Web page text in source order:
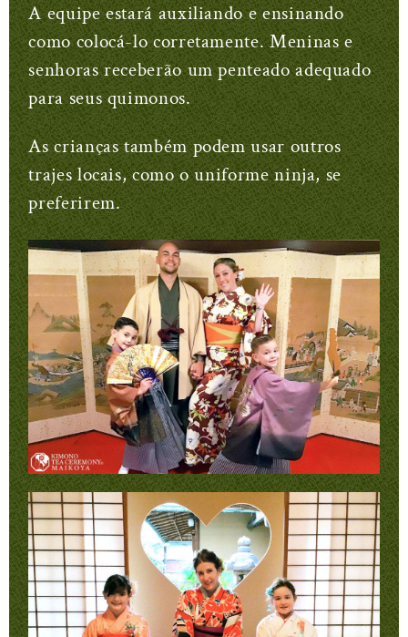
A equipe estará auxiliando e ensinando
como colocá-lo corretamente. Meninas e
senhoras receberão um penteado adequado
para seus quimonos.
As crianças também podem usar outros
trajes locais, como o uniforme ninja, se
preferirem.